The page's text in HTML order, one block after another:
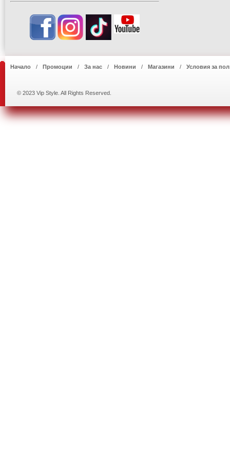
Начало Промоции За нас Новини Магазини Условия за
© 2023 Vip Style. All Rights Reserved.